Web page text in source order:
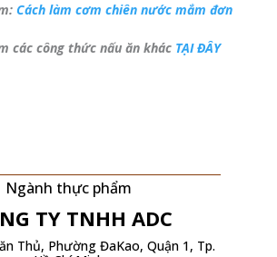
Cách làm cơm chiên nước mắm đơn
các công thức nấu ăn khácTẠI ĐÂY
Ngành thực phẩm
TY TNHH ADC
Thủ, Phường ĐaKao, Quận 1, Tp.